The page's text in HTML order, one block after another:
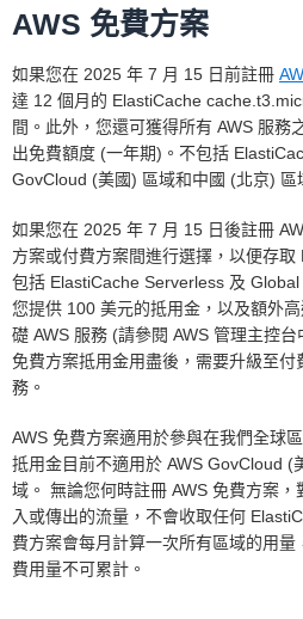
AWS 免費方案
如果您在 2025 年 7 月 15 日前註冊
達 12 個月的 ElastiCache
間。此外，您還可獲得所有 AWS 服務
出免費額度 (一年期)。不包括
GovCloud (美國) 區域和中國 (北京) 區
如果您在 2025 年 7 月 15 日後註冊
方案或付費方案間進行選擇，以便存取
包括 ElastiCache Serverless 及
您提供 100 美元的抵用金，以及額外
礎 AWS 服務 (請參閱 AWS 管理主控台
免費方案抵用金用盡後，需要升級至付
務。
AWS 免費方案適用於參與在我們全球
抵用金目前不適用於 AWS GovCloud (
域。 無論您何時註冊 AWS 免費方案
入或傳出的流量，不會收取任何
費方案會每月計算一次所有區域的用
費用量不可累計。